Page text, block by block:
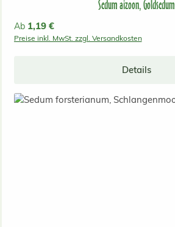
Sedum aizoon, Goldsedum
Regulärer Preis:
Ab 1,19 €
Preise inkl. MwSt. zzgl. Versandkosten
Details